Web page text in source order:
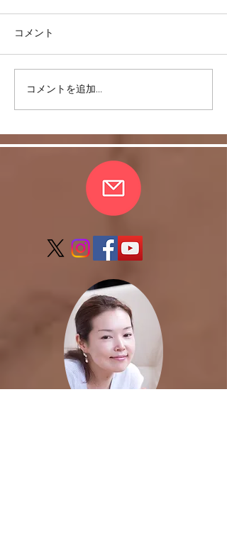
ヒラソル銀座からのお知
らせ/3/13以降の件
コメント
コメントを追加…